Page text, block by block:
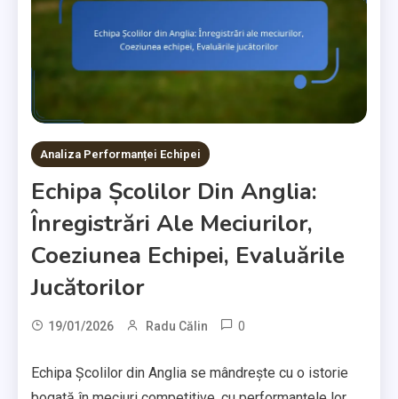
Analiza Performanței Echipei
Echipa Școlilor Din Anglia:
Înregistrări Ale Meciurilor,
Coeziunea Echipei, Evaluările
Jucătorilor
19/01/2026 Radu Călin 0
Echipa Școlilor din Anglia se mândrește cu o istorie